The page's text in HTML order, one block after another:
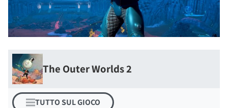
The Outer Worlds 2
TUTTO SUL GIOCO